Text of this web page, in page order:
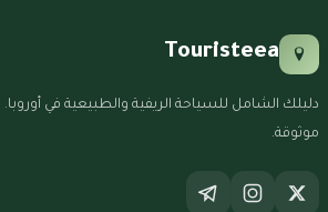
Touristeea
دليلك الشامل للسياحة الريفية والطبيعية في
موثوقة.